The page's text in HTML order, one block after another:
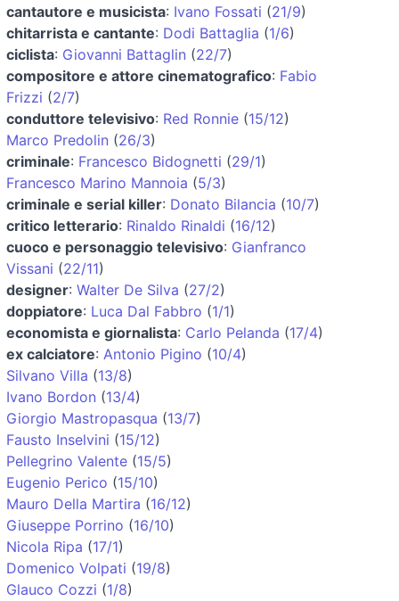
cantautore e musicista: Ivano Fossati (21/9)
chitarrista e cantante: Dodi Battaglia (1/6)
ciclista: Giovanni Battaglin (22/7)
compositore e attore cinematografico: Fabio
Frizzi (2/7)
conduttore televisivo: Red Ronnie (15/12)
Marco Predolin (26/3)
criminale: Francesco Bidognetti (29/1)
Francesco Marino Mannoia (5/3)
criminale e serial killer: Donato Bilancia (10/7)
critico letterario: Rinaldo Rinaldi (16/12)
cuoco e personaggio televisivo: Gianfranco
Vissani (22/11)
designer: Walter De Silva (27/2)
doppiatore: Luca Dal Fabbro (1/1)
economista e giornalista: Carlo Pelanda (17/4)
ex calciatore: Antonio Pigino (10/4)
Silvano Villa (13/8)
Ivano Bordon (13/4)
Giorgio Mastropasqua (13/7)
Fausto Inselvini (15/12)
Pellegrino Valente (15/5)
Eugenio Perico (15/10)
Mauro Della Martira (16/12)
Giuseppe Porrino (16/10)
Nicola Ripa (17/1)
Domenico Volpati (19/8)
Glauco Cozzi (1/8)